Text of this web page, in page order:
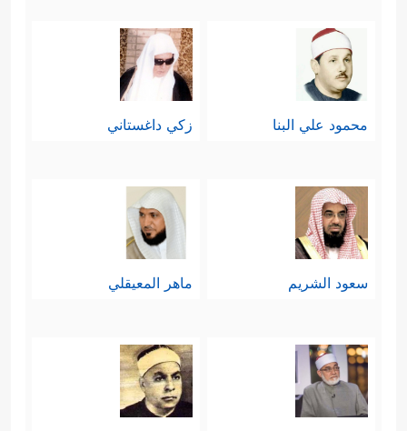
محمود علي البنا زكي داغستاني
سعود الشريم ماهر المعيقلي